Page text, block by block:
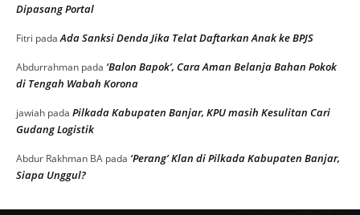
Dipasang Portal
Fitri padaAda Sanksi Denda Jika Telat Daftarkan Anak ke BPJS
Abdurrahman pada ‘Balon Bapok’, Cara Aman Belanja Bahan Pokok
di Tengah Wabah Korona
jawiah pada Pilkada Kabupaten Banjar, KPU masih Kesulitan Cari
Gudang Logistik
Abdur Rakhman BA pada ‘Perang’ Klan di Pilkada Kabupaten Banjar,
Siapa Unggul?